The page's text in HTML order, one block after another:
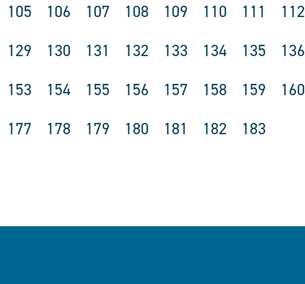
105 106 107 108 109 110 111 112
129 130 131 132 133 134 135 136
153 154 155 156 157 158 159 160
177 178 179 180 181 182 183